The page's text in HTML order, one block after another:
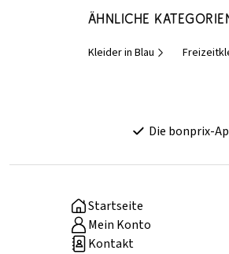
Ähnliche
Kleider in Blau
Die bonprix-
Startseite
Mein Konto
Kontakt